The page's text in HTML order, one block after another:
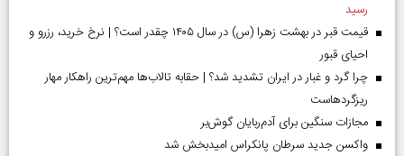
رسید
قیمت قبر در بهشت زهرا (س) در سال ۱۴۰۵ چقدر است؟ | نرخ خرید، رزرو و
احیای قبور
چرا گرد و غبار در ایران تشدید شد؟ | حقابه تالاب‌ها مهم‌ترین راهکار مهار
ریزگردهاست
مجازات سنگین برای آدم‌ربایان گوش‌بر
واکسن جدید سرطان پانکراس امیدبخش شد